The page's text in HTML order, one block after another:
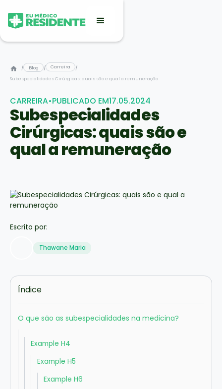
/ Blog / Carreira
/
Subespecialidades Cirúrgicas: quais são e qual a remuneração
CARREIRA•PUBLICADO EM17.05.2024
Subespecialidades
Cirúrgicas: quais são e
qual a remuneração
Escrito por:
Thawane Maria
Índice
O que são as subespecialidades na medicina?
Example H4
Example H5
Example H6